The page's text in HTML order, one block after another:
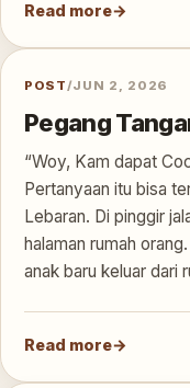
Read more
POST/JUN 2, 2026
Pegang
“Woy, Kam dapat
Pertanyaan itu bisa
Lebaran. Di pinggir
halaman rumah
anak baru keluar dari
Read more